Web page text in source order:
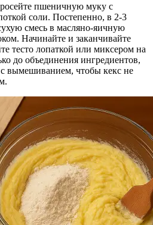
пшеничную муку с
соли. Постепенно, в 2-3
смесь в масляно-яичную
Начинайте и заканчивайте
тесто лопаткой или миксером на
до объединения ингредиентов,
с вымешиванием, чтобы кекс не